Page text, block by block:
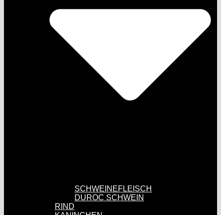
SCHWEINEFLEISCH
DUROC SCHWEIN
RIND